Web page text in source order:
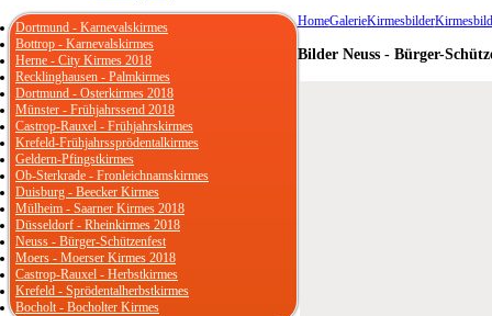
HomeGalerieKirmesbilder
Bilder Neuss - Bürger-
Dortmund - Karnevalskirmes
Bottrop - Karnevalskirmes
Herne - City Kirmes 2018
Recklinghausen - Palmkirmes
Dortmund - Osterkirmes 2018
Münster - Frühjahrssend 2018
Castrop-Rauxel - Frühjahrskirmes
Krefeld-Frühjahrssprödentalkirmes
Geldern-Pfingstkirmes
Ob-Sterkrade - Fronleichnamskirmes
Duisburg - Beecker Kirmes
Mülheim - Saarner Kirmes 2018
Düsseldorf - Rheinkirmes 2018
Neuss - Bürger-Schützenfest
Moers - Moerser Kirmes 2018
Castrop-Rauxel - Herbstkirmes
Krefeld - Sprödentalherbstkirmes
Bocholt - Bocholter Kirmes